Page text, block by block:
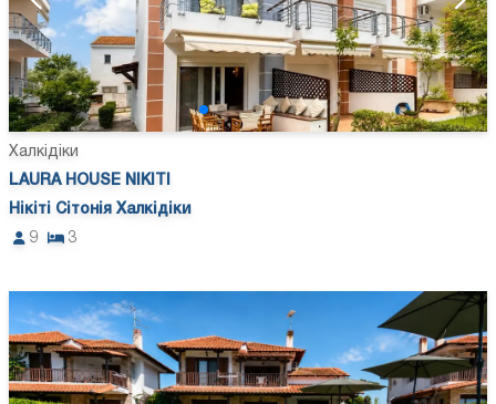
Халкідіки
LAURA HOUSE NIKITI
Нікіті Сітонія Халкідіки
9
3